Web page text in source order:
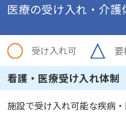
医療の受け入れ・介護
受け入れ可
看護・医療受け入れ体制
施設で受け入れ可能な疾病